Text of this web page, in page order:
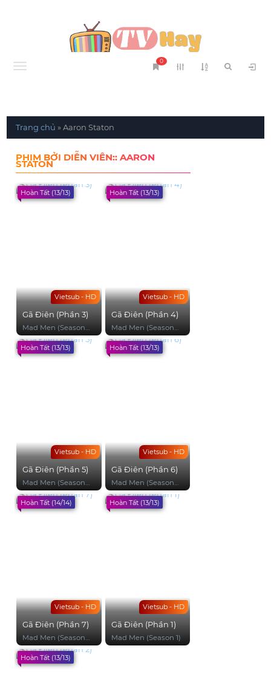
Menu
0
Trang chủ »Aaron Staton
PHIM BỞI DIỄN VIÊN:: AARON
STATON
Vietsub - HD
Hoàn Tất (13/13)
Gã Điên (Phần 3)
Mad Men (Season
3)
Vietsub - HD
Hoàn Tất (13/13)
Gã Điên (Phần 4)
Mad Men (Season
4)
Vietsub - HD
Hoàn Tất (13/13)
Gã Điên (Phần 5)
Mad Men (Season
5)
Vietsub - HD
Hoàn Tất (13/13)
Gã Điên (Phần 6)
Mad Men (Season
6)
Vietsub - HD
Hoàn Tất (14/14)
Gã Điên (Phần 7)
Mad Men (Season
7)
Vietsub - HD
Hoàn Tất (13/13)
Gã Điên (Phần 1)
Mad Men (Season 1)
Hoàn Tất (13/13)